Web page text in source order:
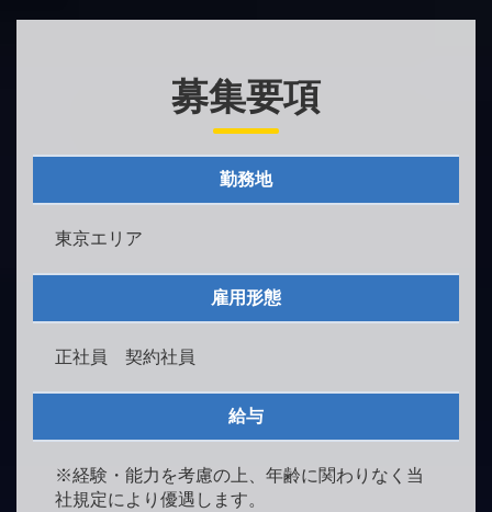
募集要項
勤務地
東京エリア
雇用形態
正社員 契約社員
給与
※経験・能力を考慮の上、年齢に関わりなく当
社規定により優遇します。